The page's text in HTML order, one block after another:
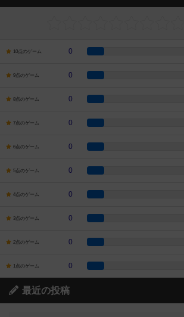
10点のゲーム 0
9点のゲーム 0
8点のゲーム 0
7点のゲーム 0
6点のゲーム 0
5点のゲーム 0
4点のゲーム 0
3点のゲーム 0
2点のゲーム 0
1点のゲーム 0
最近の投稿